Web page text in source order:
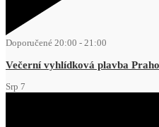
Doporučené 20:00 - 21:00
Večerní vyhlídková plavba
Srp 7